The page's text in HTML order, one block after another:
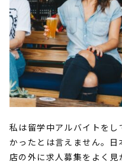
私は留学中アルバイトを
かったとは言えません。
店の外に求人募集をよく